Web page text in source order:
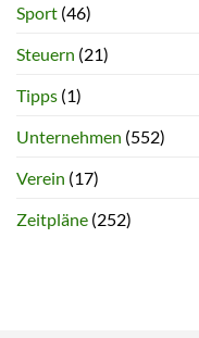
Sport (46)
Steuern (21)
Tipps (1)
Unternehmen (552)
Verein (17)
Zeitpläne (252)